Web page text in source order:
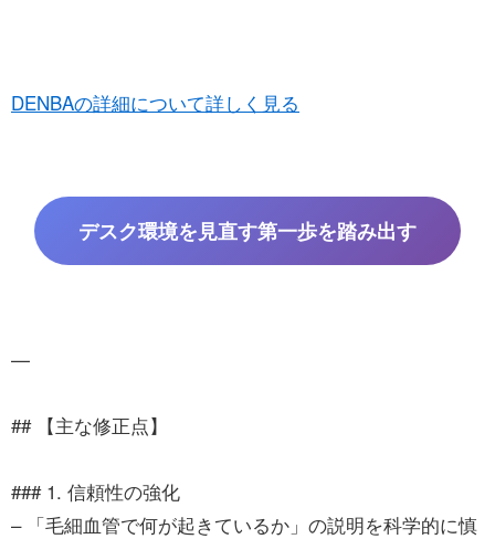
DENBAの詳細について詳しく見る
デスク環境を見直す第一歩を踏み出す
—
## 【主な修正点】
### 1. 信頼性の強化
– 「毛細血管で何が起きているか」の説明を科学的に慎